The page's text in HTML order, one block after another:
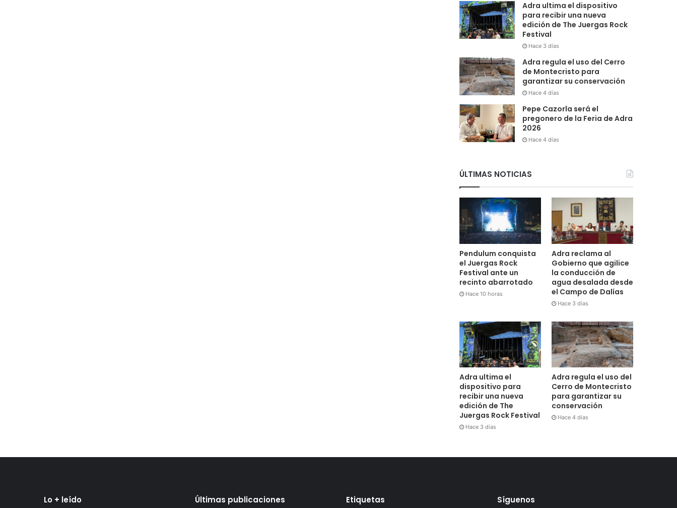
Adra ultima el dispositivo
para recibir una nueva
edición de The Juergas Rock
Festival
Hace 3 días
Adra regula el uso del Cerro
de Montecristo para
garantizar su conservación
Hace 4 días
Pepe Cazorla será el
pregonero de la Feria de Adra
2026
Hace 4 días
ÚLTIMAS NOTICIAS
Pendulum conquista
el Juergas Rock
Festival ante un
recinto abarrotado
Hace 10 horas
Adra reclama al
Gobierno que agilice
la conducción de
agua desalada desde
el Campo de Dalías
Hace 3 días
Adra ultima el
dispositivo para
recibir una nueva
edición de The
Juergas Rock Festival
Hace 3 días
Adra regula el uso del
Cerro de Montecristo
para garantizar su
conservación
Hace 4 días
Lo + leído Últimas publicaciones Etiquetas Síguenos